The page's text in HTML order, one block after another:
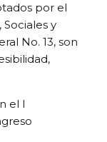
por el
y
No. 13, son
el I